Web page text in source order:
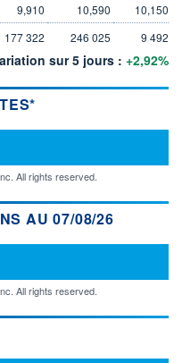
9,910 10,590
10,150
177 322 246 025 9 492
sur 5 jours : +2,92%
All rights reserved.
AU 07/08/26
All rights reserved.